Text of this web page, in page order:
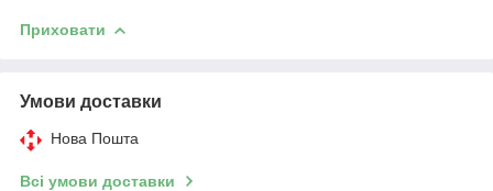
Приховати
Умови доставки
Нова Пошта
Всі умови доставки